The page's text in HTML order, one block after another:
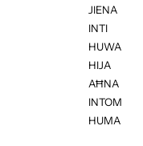
JIENA
INTI
HUWA
HIJA
AĦNA
INTOM
HUMA